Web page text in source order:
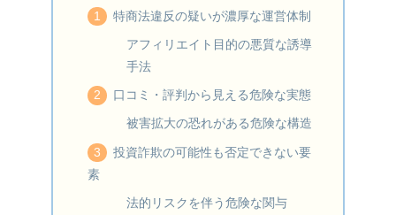
特商法違反の疑いが濃厚な運営体制
アフィリエイト目的の悪質な誘導
手法
口コミ・評判から見える危険な実態
被害拡大の恐れがある危険な構造
投資詐欺の可能性も否定できない要
素
法的リスクを伴う危険な関与